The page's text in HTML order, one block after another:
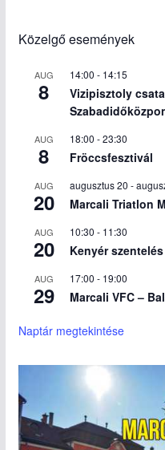
Közelgő események
AUG
8
14:00 - 14:15
Vizipisztoly
AUG
8
18:00 -23:30
Fröccsfesztivál
AUG
20
augusztus 20 -
Marcali Triatlon
AUG
20
10:30 - 11:30
Kenyér
AUG
29
17:00 - 19:00
Marcali VFC –
Naptár megtekintése